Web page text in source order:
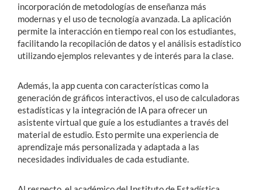
incorporación de metodologías de enseñanza más
modernas y el uso de tecnología avanzada. La aplicación
permite la interacción en tiempo real con los estudiantes,
facilitando la recopilación de datos y el análisis estadístico
utilizando ejemplos relevantes y de interés para la clase.
Además, la app cuenta con características como la
generación de gráficos interactivos, el uso de calculadoras
estadísticas y la integración de IA para ofrecer un
asistente virtual que guíe a los estudiantes a través del
material de estudio. Esto permite una experiencia de
aprendizaje más personalizada y adaptada a las
necesidades individuales de cada estudiante.